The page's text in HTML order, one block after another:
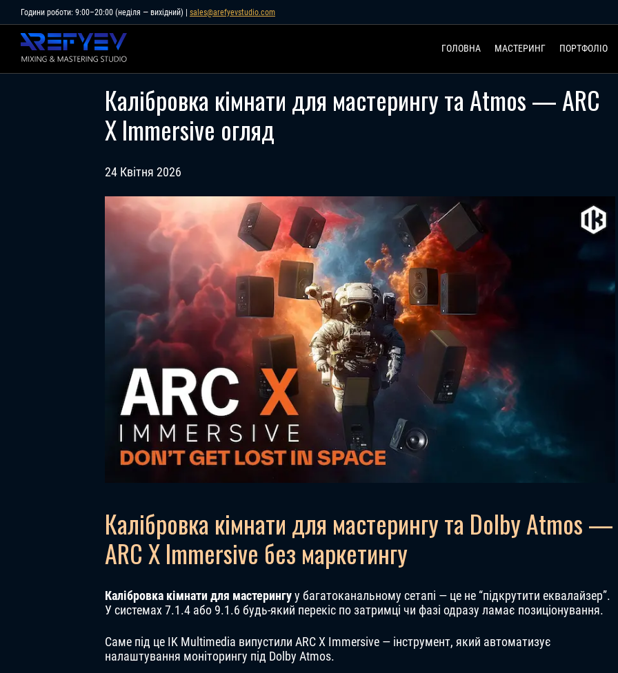
to
content
Години роботи: 9:00–20:00 (неділя — вихідний) | sales@arefyevstudio.com
ГОЛОВНА МАСТЕРИНГ ПОРТФОЛІО
Калібровка кімнати для мастерингу та Atmos — ARC
X Immersive огляд
24 Квітня 2026
Калібровка кімнати для мастерингу та Dolby Atmos —
ARC X Immersive без маркетингу
Калібровка кімнати для мастерингуу багатоканальному сетапі — це не “підкрутити еквалайзер”.
У системах 7.1.4 або 9.1.6 будь-який перекіс по затримці чи фазі одразу ламає позиціонування.
Саме під це IK Multimedia випустили ARC X Immersive — інструмент, який автоматизує
налаштування моніторингу під Dolby Atmos.